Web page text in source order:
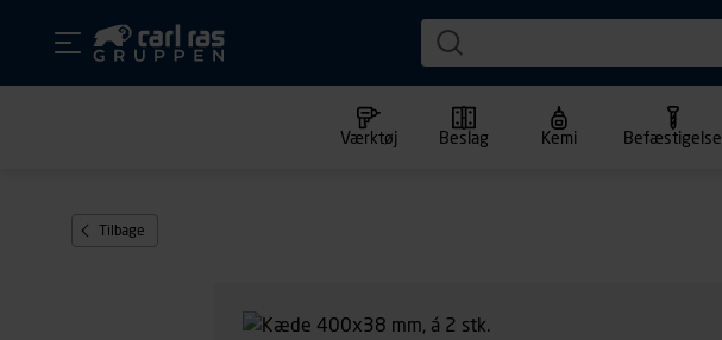
Værktøj Beslag Kemi Befæstigelse
Tilbage